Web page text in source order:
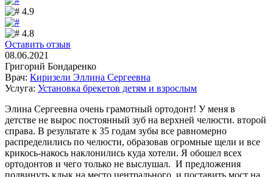
4.9
4.8
Оставить отзыв
08.06.2021
Григорий Бондаренко
Врач: Киризели Эллина Сергеевна
Услуга: Установка брекетов детям и взрослым
Элина Сергеевна очень грамотный ортодонт! У меня в
детстве не вырос постоянный зуб на верхней челюсти. второй
справа. В результате к 35 годам зубы все равномерно
распределились по челюсти, образовав огромные щели и все
крикось-накось наклонились куда хотели. Я обошел всех
ортодонтов и чего только не выслушал. И предложения